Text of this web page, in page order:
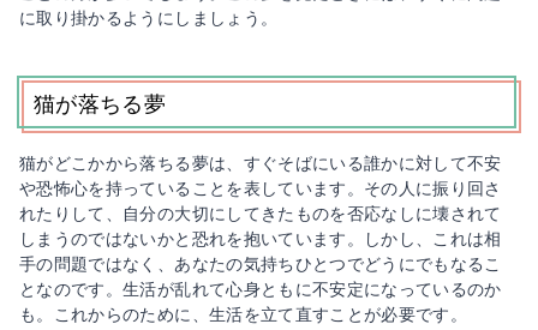
に取り掛かるようにしましょう。
猫が落ちる夢
猫がどこかから落ちる夢は、すぐそばにいる誰かに対して不安
や恐怖心を持っていることを表しています。その人に振り回さ
れたりして、自分の大切にしてきたものを否応なしに壊されて
しまうのではないかと恐れを抱いています。しかし、これは相
手の問題ではなく、あなたの気持ちひとつでどうにでもなるこ
となのです。生活が乱れて心身ともに不安定になっているのか
も。これからのために、生活を立て直すことが必要です。